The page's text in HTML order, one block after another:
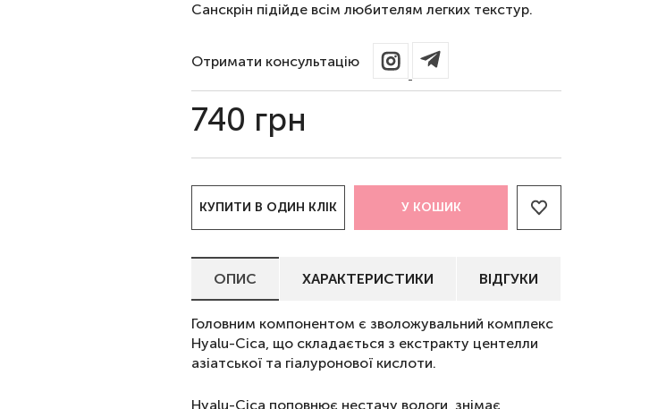
Санскрін підійде всім любителям легких текстур.
Отримати консультацію
740 грн
КУПИТИ В ОДИН КЛІК У КОШИК
ОПИС ХАРАКТЕРИСТИКИ ВІДГУКИ
Головним компонентом є зволожувальний комплекс
Hyalu-Cica, що складається з екстракту центелли
азіатської та гіалуронової кислоти.
Hyalu-Cica поповнює нестачу вологи, знімає